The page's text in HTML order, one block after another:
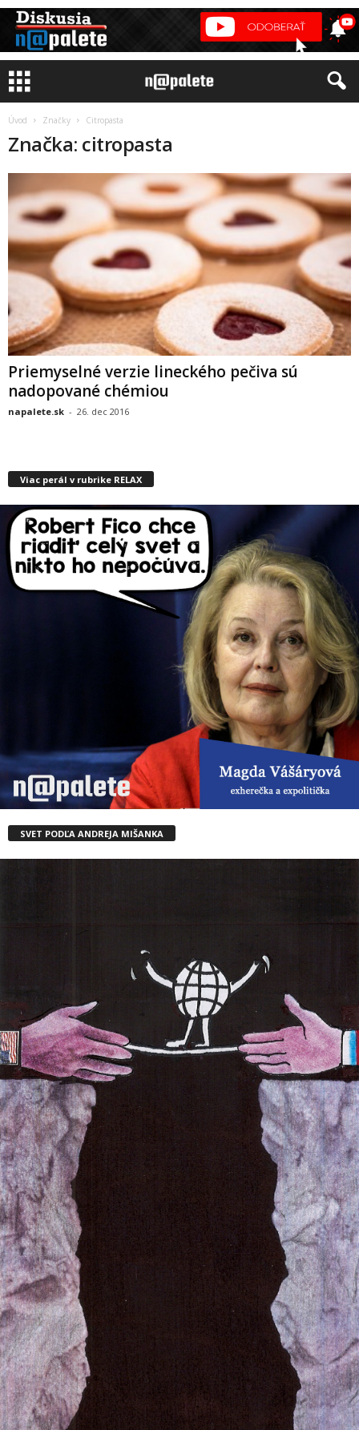
Úvod Značky Citropasta
Značka: citropasta
Priemyselné verzie lineckého pečiva sú
nadopované chémiou
napalete.sk - 26. dec 2016
Viac perál v rubrike RELAX
SVET PODĽA ANDREJA MIŠANKA